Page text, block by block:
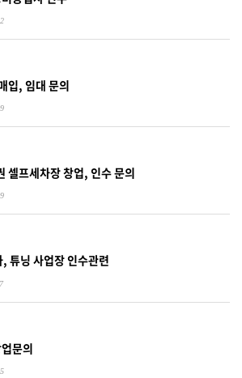
입, 임대 문의
셀프세차장 창업, 인수 문의
튜닝 사업장 인수관련
문의